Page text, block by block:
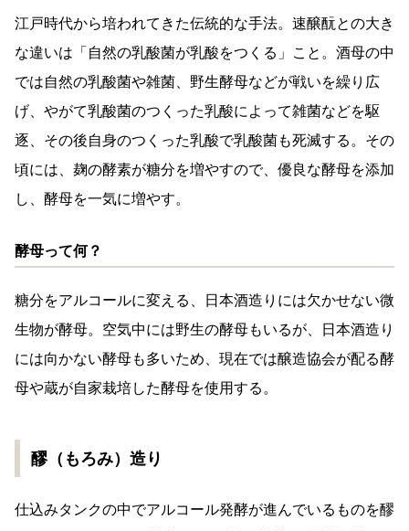
江戸時代から培われてきた伝統的な手法。速醸酛との大き
な違いは「自然の乳酸菌が乳酸をつくる」こと。酒母の中
では自然の乳酸菌や雑菌、野生酵母などが戦いを繰り広
げ、やがて乳酸菌のつくった乳酸によって雑菌などを駆
逐、その後自身のつくった乳酸で乳酸菌も死滅する。その
頃には、麹の酵素が糖分を増やすので、優良な酵母を添加
し、酵母を一気に増やす。
酵母って何？
糖分をアルコールに変える、日本酒造りには欠かせない微
生物が酵母。空気中には野生の酵母もいるが、日本酒造り
には向かない酵母も多いため、現在では醸造協会が配る酵
母や蔵が自家栽培した酵母を使用する。
醪（もろみ）造り
仕込みタンクの中でアルコール発酵が進んでいるものを醪